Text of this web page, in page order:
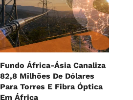
Fundo África-Ásia Canaliza
82,8 Milhões De Dólares
Para Torres E Fibra Óptica
Em África